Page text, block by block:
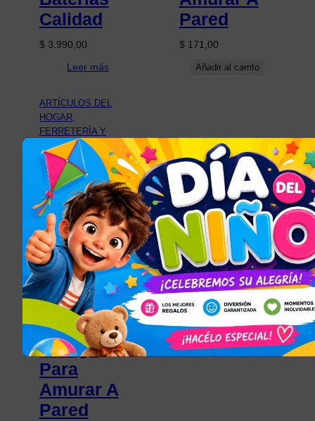
Calidad
$ 3.990,00
Leer más
Pared
$171,00
Añadir al carrito
ARTÍCULOS DEL
HOGAR
FERRETERÍA Y
HERRAMIENTAS
TODOS LOS
ARTÍCULOS
Caja Porta
Llaves
Seguridad
Con
Código
Para
Amurar A
Pared